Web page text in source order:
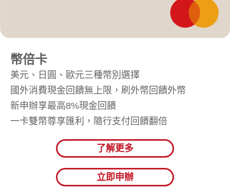
幣倍卡
美元、日圓、歐元三種幣別選擇
國外消費現金回饋無上限，刷外幣回饋外幣
新申辦享最高8%現金回饋
一卡雙幣尊享匯利，隨行支付回饋翻倍
了解更多
立即申辦